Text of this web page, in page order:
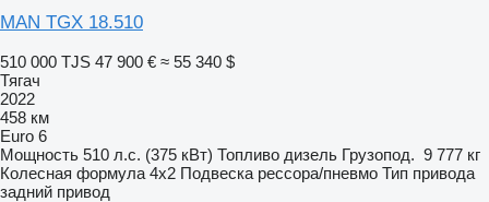
MAN TGX 18.510
510 000 TJS 47 900 € ≈ 55 340 $
Тягач
2022
458 км
Euro 6
Мощность 510 л.с. (375 кВт) Топливо дизель Грузопод. 9 777 кг
Колесная формула 4x2 Подвеска рессора/пневмо Тип привода
задний привод